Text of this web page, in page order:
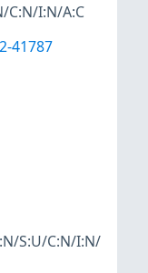
C:N/I:N/A:C
41787
S:U/C:N/I:N/